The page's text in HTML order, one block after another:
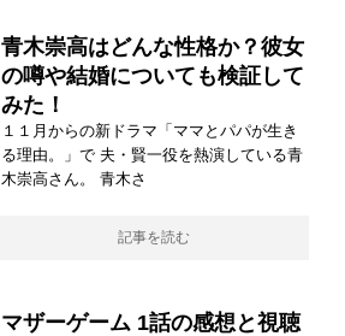
青木崇高はどんな性格か？彼女
の噂や結婚についても検証して
みた！
１１月からの新ドラマ「ママとパパが生き
る理由。」で 夫・賢一役を熱演している青
木崇高さん。 青木さ
記事を読む
マザーゲーム 1話の感想と視聴